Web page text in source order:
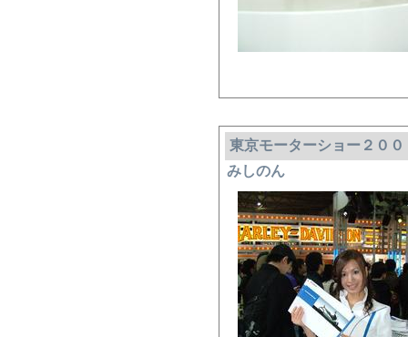
東京モーターショー２０
みしのん